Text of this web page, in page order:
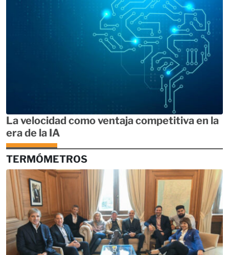
La velocidad como ventaja competitiva en la
era de la IA
TERMÓMETROS